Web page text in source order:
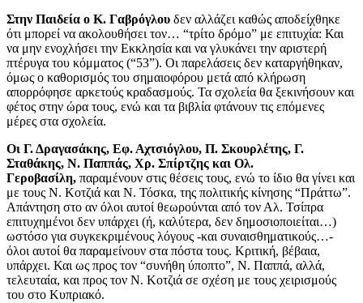
Στην Παιδεία ο Κ. Γαβρόγλου δεν αλλάζει καθώς αποδείχθηκε
ότι μπορεί να ακολουθήσει τον… “τρίτο δρόμο” με επιτυχία: Και
να μην ενοχλήσει την Εκκλησία και να γλυκάνει την αριστερή
πτέρυγα του κόμματος (“53”). Οι παρελάσεις δεν καταργήθηκαν,
όμως ο καθορισμός του σημαιοφόρου μετά από κλήρωση
απορρόφησε αρκετούς κραδασμούς. Τα σχολεία θα ξεκινήσουν και
φέτος στην ώρα τους, ενώ και τα βιβλία φτάνουν τις επόμενες
μέρες στα σχολεία.
Οι Γ. Δραγασάκης, Εφ. Αχτσιόγλου, Π. Σκουρλέτης, Γ.
Σταθάκης, Ν. Παππάς, Χρ. Σπίρτζης και Ολ.
Γεροβασίλη, παραμένουν στις θέσεις τους, ενώ το ίδιο θα γίνει και
με τους Ν. Κοτζιά και Ν. Τόσκα, της πολιτικής κίνησης “Πράττω”.
Απάντηση στο αν όλοι αυτοί θεωρούνται από τον Αλ. Τσίπρα
επιτυχημένοι δεν υπάρχει (ή, καλύτερα, δεν δημοσιοποιείται…)
ωστόσο για συγκεκριμένους λόγους -και συναισθηματικούς…-
όλοι αυτοί θα παραμείνουν στα πόστα τους. Κριτική, βέβαια,
υπάρχει. Και ως προς τον “συνήθη ύποπτο”, Ν. Παππά, αλλά,
τελευταία, και προς τον Ν. Κοτζιά σε σχέση με τους χειρισμούς
του στο Κυπριακό.